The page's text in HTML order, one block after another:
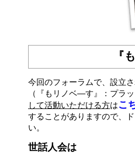
『
今回のフォーラムで、設立
（『もリノベ―す』：プラ
して活動いただける方はこ
することがありますので、
い。
世話人会は